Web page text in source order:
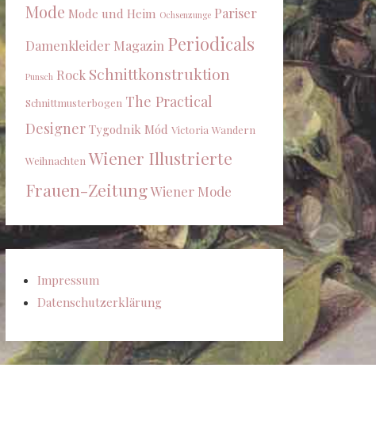
Mode Mode und Heim Ochsenzunge Pariser
Damenkleider Magazin Periodicals
Punsch Rock Schnittkonstruktion
Schnittmusterbogen The Practical
Designer Tygodnik Mód Victoria Wandern
Weihnachten Wiener Illustrierte
Frauen-ZeitungWiener Mode
Impressum
Datenschutzerklärung